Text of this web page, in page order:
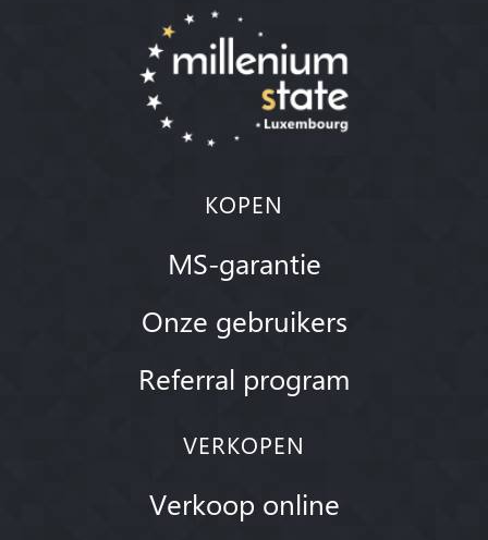
KOPEN
MS-garantie
Onze gebruikers
Referral program
VERKOPEN
Verkoop online